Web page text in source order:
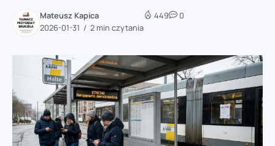
Mateusz Kapica
2026-01-31
2 min czytania
449 0